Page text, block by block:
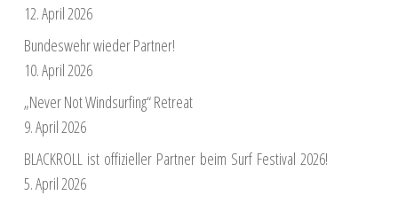
12. April 2026
Bundeswehr wieder Partner!
10. April 2026
„Never Not Windsurfing“ Retreat
9. April 2026
BLACKROLL ist offizieller Partner beim Surf Festival 2026!
5. April 2026